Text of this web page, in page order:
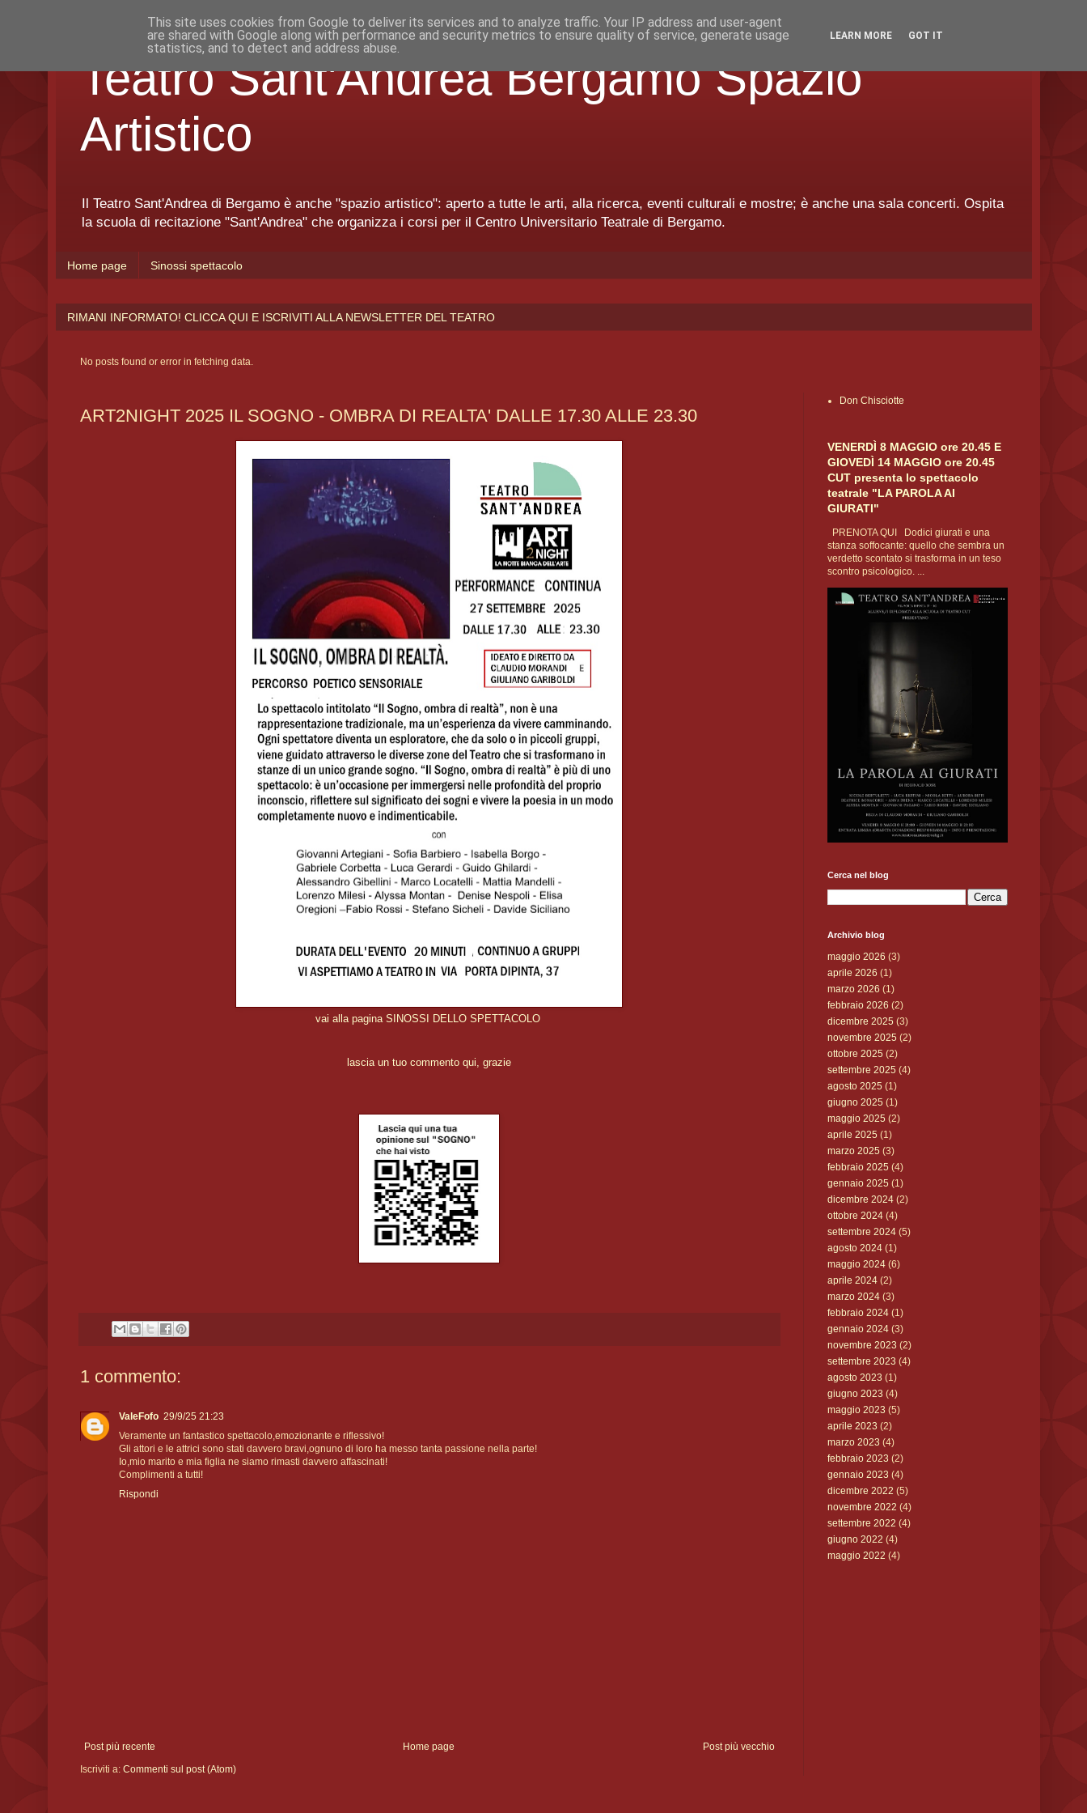
Teatro Sant'Andrea Bergamo Spazio
Artistico
Il Teatro Sant'Andrea di Bergamo è anche "spazio artistico": aperto a tutte le arti, alla ricerca, eventi culturali e mostre; è anche una sala concerti. Ospita
la scuola di recitazione "Sant'Andrea" che organizza i corsi per il Centro Universitario Teatrale di Bergamo.
Home page Sinossi spettacolo
RIMANI INFORMATO! CLICCA QUI E ISCRIVITI ALLA NEWSLETTER DEL TEATRO
No posts found or error in fetching data.
ART2NIGHT 2025 IL SOGNO - OMBRA DI REALTA' DALLE 17.30 ALLE 23.30
vai alla pagina SINOSSI DELLO SPETTACOLO
lascia un tuo commento qui, grazie
1 commento:
ValeFofo 29/9/25 21:23
Veramente un fantastico spettacolo,emozionante e riflessivo!
Gli attori e le attrici sono stati davvero bravi,ognuno di loro ha messo tanta passione nella parte!
Io,mio marito e mia figlia ne siamo rimasti davvero affascinati!
Complimenti a tutti!
Rispondi
Post più recente Post più vecchio
Home page
Iscriviti a: Commenti sul post (Atom)
Don Chisciotte
VENERDÌ 8 MAGGIO ore 20.45 E
GIOVEDÌ 14 MAGGIO ore 20.45
CUT presenta lo spettacolo
teatrale "LA PAROLA AI
GIURATI"
PRENOTA QUI Dodici giurati e una
stanza soffocante: quello che sembra un
verdetto scontato si trasforma in un teso
scontro psicologico. ...
Cerca nel blog
Archivio blog
maggio 2026 (3)
aprile 2026 (1)
marzo 2026 (1)
febbraio 2026 (2)
dicembre 2025 (3)
novembre 2025 (2)
ottobre 2025 (2)
settembre 2025 (4)
agosto 2025 (1)
giugno 2025 (1)
maggio 2025 (2)
aprile 2025 (1)
marzo 2025 (3)
febbraio 2025 (4)
gennaio 2025 (1)
dicembre 2024(2)
ottobre 2024(4)
settembre 2024(5)
agosto 2024(1)
maggio 2024(6)
aprile 2024(2)
marzo 2024(3)
febbraio 2024(1)
gennaio 2024(3)
novembre 2023 (2)
settembre 2023 (4)
agosto 2023 (1)
giugno 2023 (4)
maggio 2023 (5)
aprile 2023 (2)
marzo 2023 (4)
febbraio 2023 (2)
gennaio 2023 (4)
dicembre 2022 (5)
novembre 2022 (4)
settembre 2022 (4)
giugno 2022 (4)
maggio 2022 (4)
This site uses cookies from Google to deliver its services and to analyze traffic. Your IP address and user-agent
are shared with Google along with performance and security metrics to ensure quality of service, generate usage
statistics, and to detect and address abuse.
LEARN MORE GOT IT